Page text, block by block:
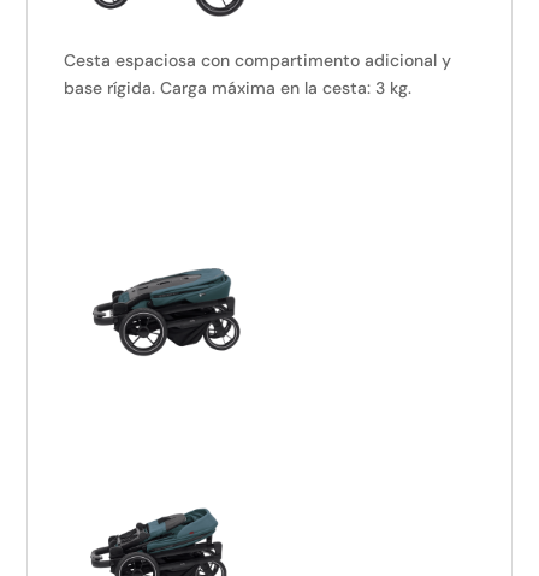
Cesta espaciosa con compartimento adicional y
base rígida. Carga máxima en la cesta: 3 kg.